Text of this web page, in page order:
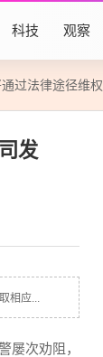
科技 观察
过法律途径维权
发
相应...
屡次劝阻，